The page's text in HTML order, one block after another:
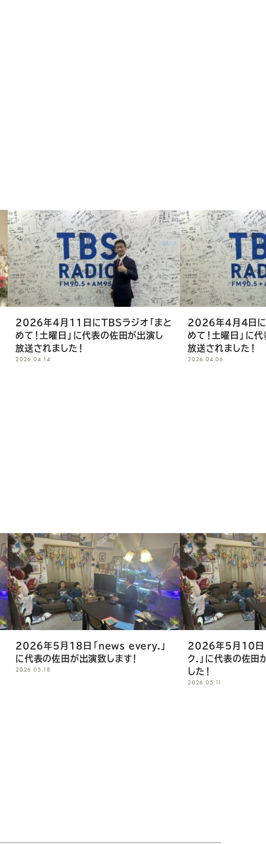
2026年4月11日にTBSラジオ「まと
めて！土曜日」に代表の佐田が出演し
放送されました！
2026.04.14
2026年4月4日に
めて！土曜日」に
放送されました！
2026.04.06
2026年5月18日「news every.」
に代表の佐田が出演致します！
2026.05.18
2026年5月10日
ク.」に代表の佐田
した！
2026.05.11